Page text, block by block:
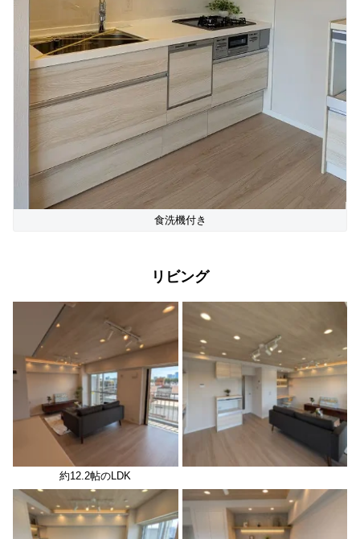
食洗機付き
リビング
約12.2帖のLDK